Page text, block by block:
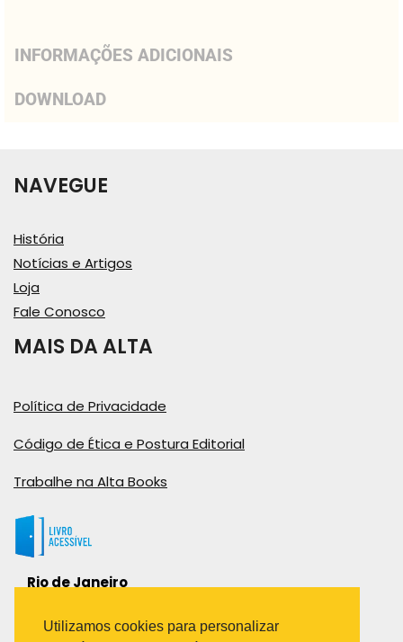
INFORMAÇÕES ADICIONAIS
DOWNLOAD
NAVEGUE
História
Notícias e Artigos
Loja
Fale Conosco
MAIS DA ALTA
Política de Privacidade
Código de Ética e Postura Editorial
Trabalhe na Alta Books
Rio de Janeiro
Bairro Industrial do Jacaré
Utilizamos cookies para personalizar